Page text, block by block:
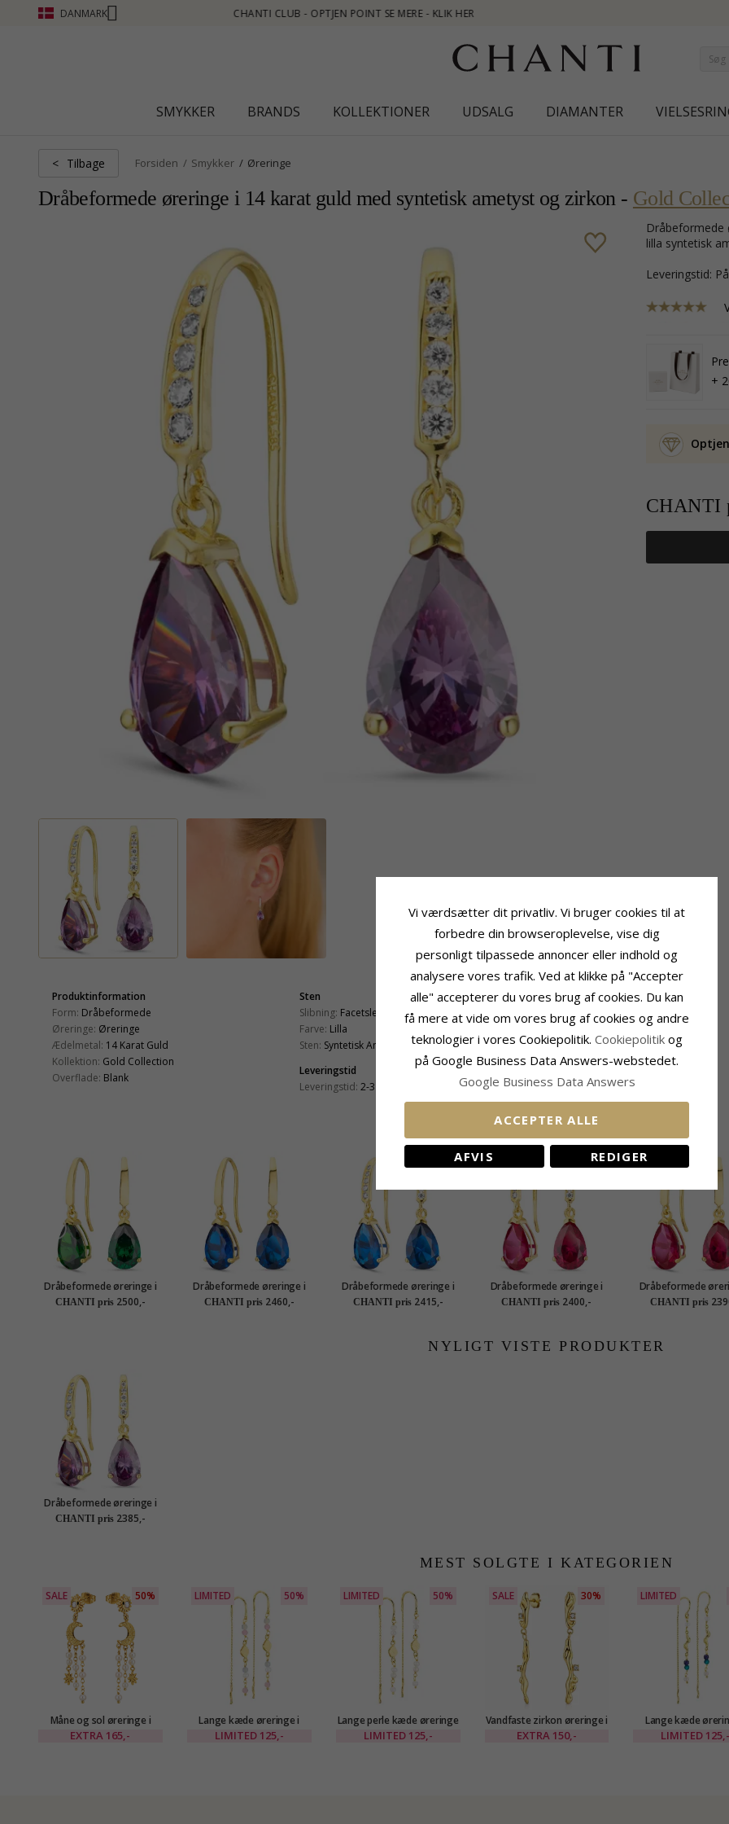
DANMARK
MERE - KLIK HER
SMYKKER BRANDS KOLLEKTIONER UDSALG DIAMANTER
< Tilbage Forsiden Smykker Øreringe
Dråbeformede øreringe i 14 karat guld med syntetisk ametyst og zirkon - Gold
dråbeformede øreringe i 14 karat guld med blank overflade og facetsleben
lilla syntetisk
Leveringstid:
+
CHANTI
Produktinformation
Form: Dråbeformede
Øreringe: Øreringe
Ædelmetal: 14 Karat Guld
Kollektion: Gold Collection
Overflade: Blank
Sten
Slibning: Facetsleben
Farve: Lilla
Sten: Syntetisk Ametyst
Sten
Slibning:
Facetsleben
Farve:
Sten:Zirkon
Leveringstid
Leveringstid: 2-3 Hverdage
RELATEREDE PRODUKTER
Dråbeformede øreringe i
14 karat guld med syntetisk
smaragd og zirkon - Gold
CHANTI pris 2500,-
Dråbeformede øreringe i
14 karat guld med syntetisk
safir og zirkon - Gold
CHANTI pris 2460,-
Dråbeformede øreringe i
14 karat guld med syntetisk
safir og zirkon - Gold
CHANTI pris 2415,-
Dråbeformede øreringe i
14 karat guld med syntetisk
rubin og zirkon - Gold
CHANTI pris 2400,-
Dråbeformede
14 karat guld med
rubin og zirkon -
CHANTI pris
NYLIGT VISTE PRODUKTER
Dråbeformede øreringe i
14 karat guld med syntetisk
ametyst og zirkon - Gold
CHANTI pris 2385,-
MEST SOLGTE I KATEGORIEN
SALE 50%
Måne og sol øreringe i
forgyldt messing - Eliné
EXTRA 165,-
LIMITED 50%
Lange kæde øreringe i
forgyldt messing - Eliné
LIMITED 125,-
LIMITED 50%
Lange perle kæde øreringe
i forgyldt messing - Eliné
LIMITED 125,-
SALE 30%
Vandfaste zirkon øreringe i
forgyldt stål - OCEANA
EXTRA 150,-
LIMITED
Lange kæde
forgyldt messing -
LIMITED 125,-
Vi værdsætter dit privatliv. Vi bruger cookies til at
forbedre din browseroplevelse, vise dig
personligt tilpassede annoncer eller indhold og
analysere vores trafik. Ved at klikke på "Accepter
alle" accepterer du vores brug af cookies. Du kan
få mere at vide om vores brug af cookies og andre
teknologier i vores Cookiepolitik. Cookiepolitik og
på Google Business Data Answers-webstedet.
Google Business Data Answers
ACCEPTER ALLE
AFVIS REDIGER